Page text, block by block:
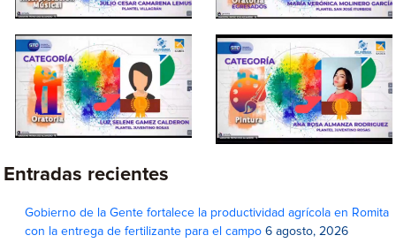
Entradas recientes
Gobierno de la Gente fortalece la productividad agrícola en Romita
con la entrega de fertilizante para el campo 6 agosto, 2026